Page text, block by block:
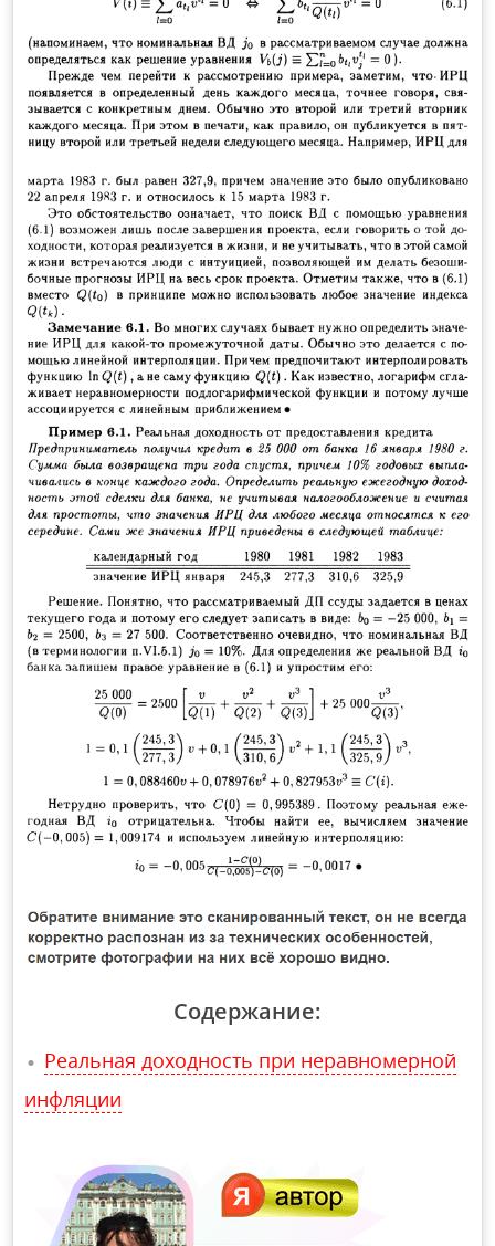
Содержание:
Реальная доходность при неравномерной
инфляции